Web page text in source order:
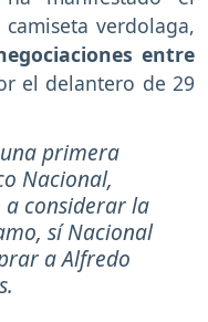
verdolaga,
entre
el delantero de 29
primera
Nacional,
considerar la
sí Nacional
a Alfredo